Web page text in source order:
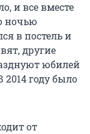
и все вместе
ночью
в постель и
другие
юбилей
году было
от